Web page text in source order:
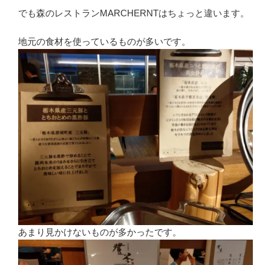
でも森のレストランMARCHERNTはちょっと違います。
地元の食材を使っているものが多いです。
あまり見かけないものが多かったです。